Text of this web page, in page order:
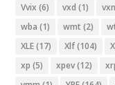
Vvix (6) vxd (1) vxn
wba (1) wmt (2)
XLE(17) Xlf(104)
xp (5) xpev(12)